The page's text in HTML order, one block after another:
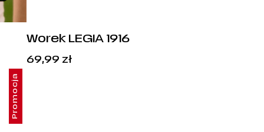
Worek LEGIA 1916
69,99 zł
Promocja